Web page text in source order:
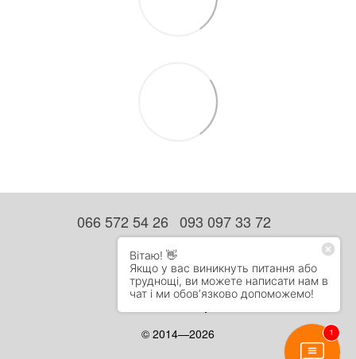
066 572 54 26 093 097 33 72
Контактна інформація
Повна версія сайту
© 2014—2026